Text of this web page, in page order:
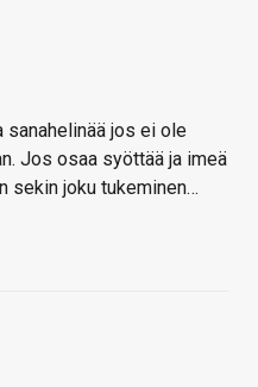
sanahelinää jos ei ole
Jos osaa syöttää ja imeä
sekin joku tukeminen…